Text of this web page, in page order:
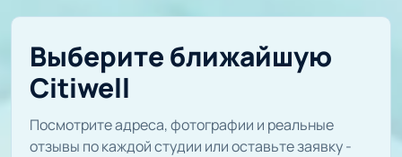
Выберите ближайшую
Citiwell
Посмотрите адреса, фотографии и реальные
отзывы по каждой студии или оставьте заявку -